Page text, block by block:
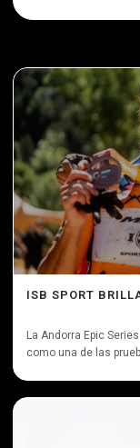
ISB SPORT
La Andorra Epic
como una de las